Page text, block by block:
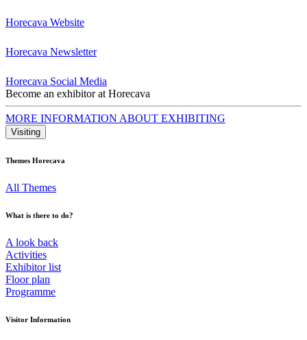
Horecava Website
Horecava Newsletter
Horecava Social Media
Become an exhibitor at Horecava
MORE INFORMATION ABOUT EXHIBITING
Visiting
Themes Horecava
All Themes
What is there to do?
A look back
Activities
Exhibitor list
Floor plan
Programme
Visitor Information